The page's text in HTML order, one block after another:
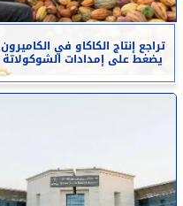
تراجع إنتاج الكاكاو في الكاميرون
يضغط على إمدادات الشوكولاتة